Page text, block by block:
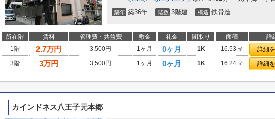
築年 築36年 階数 3階建 構造 鉄骨造
所在階 賃料 管理費・共益費 敷金 礼金 間取り 面積 詳
1階
2.7万円 3,500円 1ヶ月 0ヶ月 1K 16.53㎡ 詳細
3階
3万円 3,500円 1ヶ月 0ヶ月 1K 16.24㎡ 詳細
カインドネス八王子元本郷